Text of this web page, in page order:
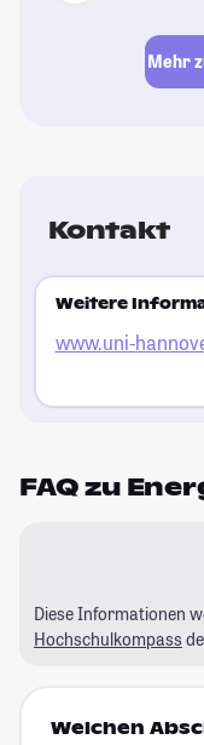
Mehr
Kontakt
Weitere
www.uni-
FAQ zu
Diese Informationen
Hochschulkompass
Welchen